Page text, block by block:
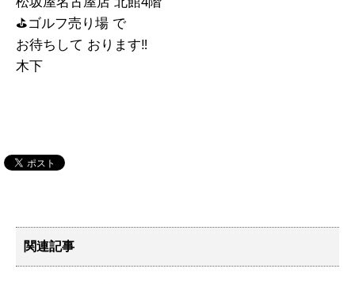
⛳️ゴルフ売り場 で
お待ちして おります‼︎
木下
関連記事